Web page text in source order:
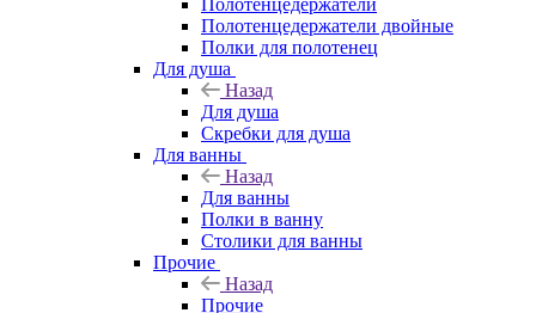
Полотенцедержатели
Полотенцедержатели двойные
Полки для полотенец
Для душа
Назад
Для душа
Скребки для душа
Для ванны
Назад
Для ванны
Полки в ванну
Столики для ванны
Прочие
Назад
Прочие